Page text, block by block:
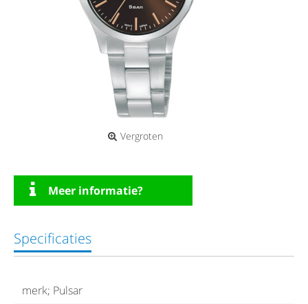
Vergroten
Meer informatie?
Specificaties
merk; Pulsar